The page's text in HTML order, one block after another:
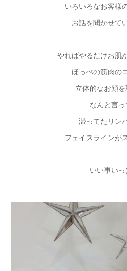
いろいろなお客様
お話を聞かせて
やればやるだけお肌
ほっぺの筋肉の
立体的なお顔
なんと言っ
滞ってたリン
フェイスラインが
いい事い